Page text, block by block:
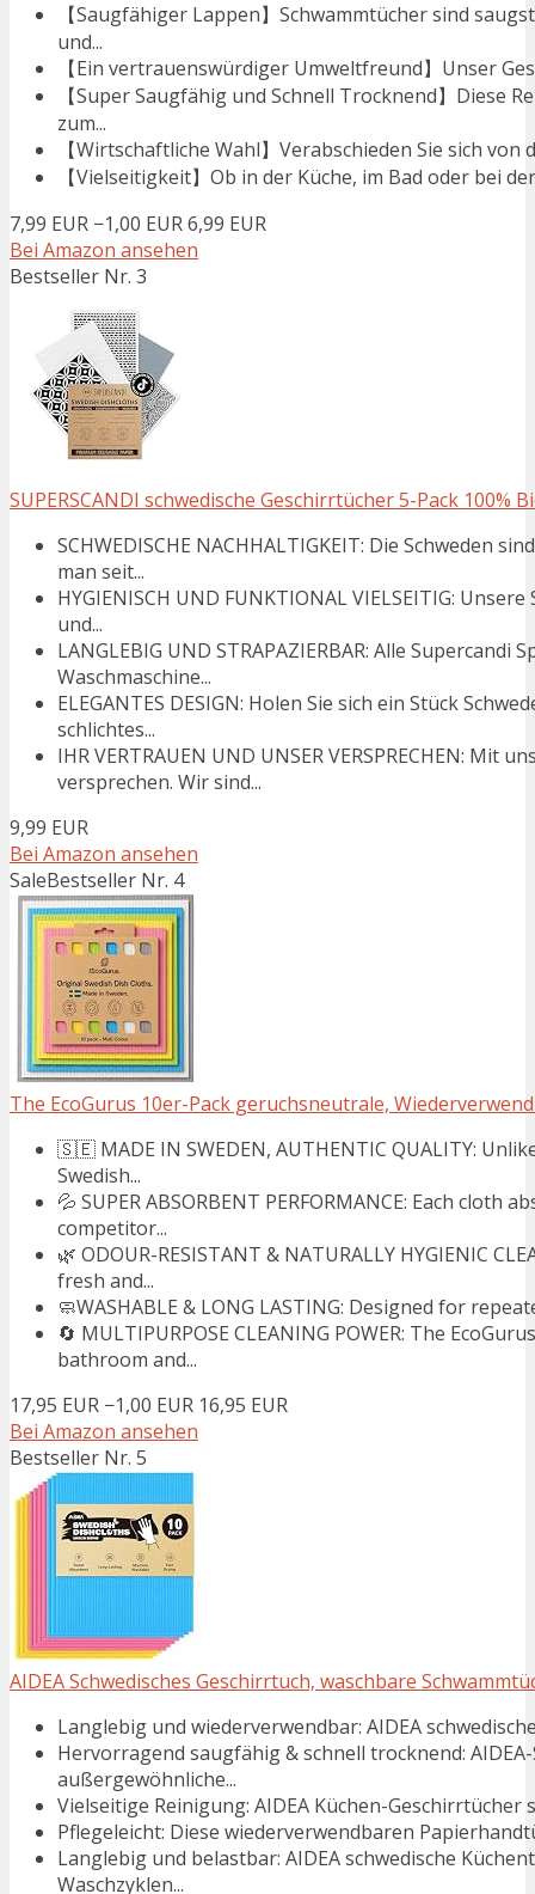
【Saugfähiger Lappen】Schwammtücher sind
und...
【Ein vertrauenswürdiger Umweltfreund】Unser
【Super Saugfähig und Schnell Trocknend】Diese
zum...
【Wirtschaftliche Wahl】Verabschieden Sie sich
【Vielseitigkeit】Ob in der Küche, im Bad oder bei
7,99 EUR −1,00 EUR6,99 EUR
Bei Amazon ansehen
Bestseller Nr. 3
SUPERSCANDI schwedische Geschirrtücher 5-Pack 100%
SCHWEDISCHE NACHHALTIGKEIT: Die Schweden
man seit...
HYGIENISCH UND FUNKTIONAL VIELSEITIG:
und...
LANGLEBIG UND STRAPAZIERBAR: Alle
Waschmaschine...
ELEGANTES DESIGN: Holen Sie sich ein Stück
schlichtes...
IHR VERTRAUEN UND UNSER VERSPRECHEN:
versprechen. Wir sind...
9,99 EUR
Bei Amazon ansehen
SaleBestseller Nr. 4
The EcoGurus 10er-Pack geruchsneutrale,
🇸🇪 MADE IN SWEDEN, AUTHENTIC QUALITY:
Swedish...
💦 SUPER ABSORBENT PERFORMANCE: Each
competitor...
🌿 ODOUR-RESISTANT & NATURALLY HYGIENIC
fresh and...
🧼WASHABLE & LONG LASTING: Designed for
🔄 MULTIPURPOSE CLEANING POWER: The
bathroom and...
17,95 EUR −1,00 EUR 16,95 EUR
Bei Amazon ansehen
Bestseller Nr. 5
AIDEA Schwedisches Geschirrtuch, waschbare
Langlebig und wiederverwendbar: AIDEA
Hervorragend saugfähig & schnell trocknend:
außergewöhnliche...
Vielseitige Reinigung: AIDEA Küchen-Geschirrtücher
Pflegeleicht: Diese wiederverwendbaren
Langlebig und belastbar: AIDEA schwedische
Waschzyklen...